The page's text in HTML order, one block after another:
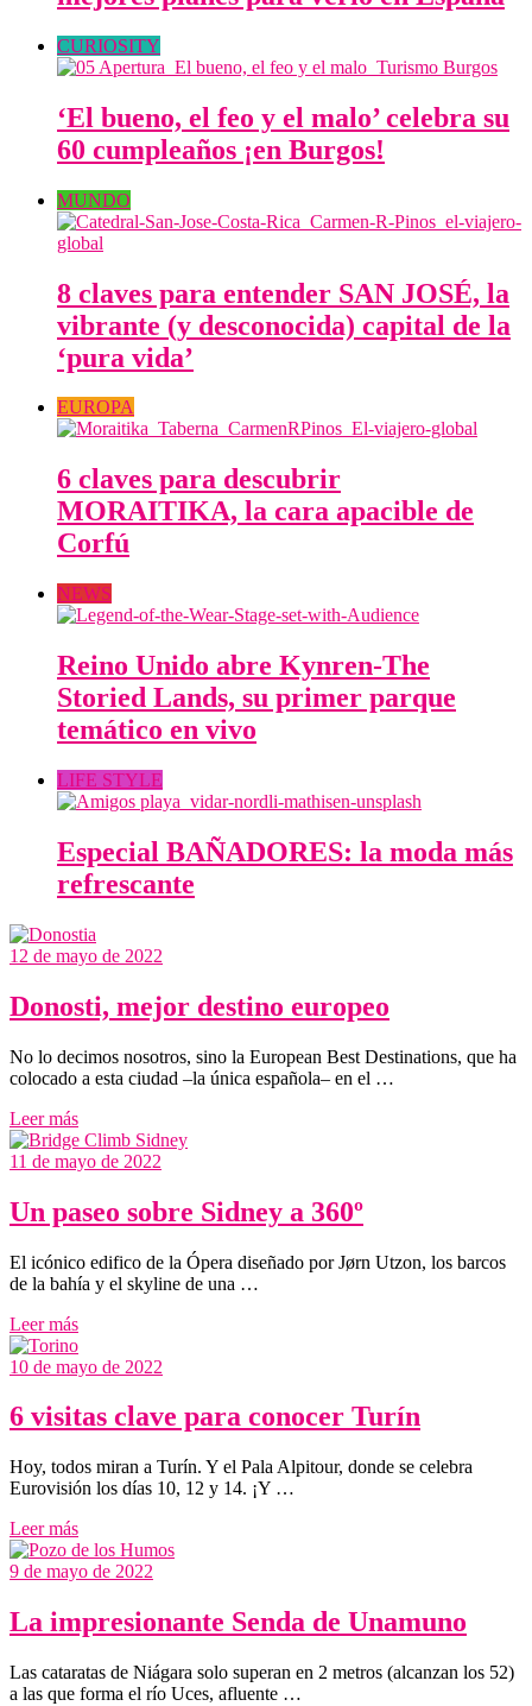
CURIOSITY
‘El bueno, el feo y el malo’ celebra su
60 cumpleaños ¡en Burgos!
MUNDO
8 claves para entender SAN JOSÉ, la
vibrante (y desconocida) capital de la
‘pura vida’
EUROPA
6 claves para descubrir
MORAITIKA, la cara apacible de
Corfú
NEWS
Reino Unido abre Kynren-The
Storied Lands, su primer parque
temático en vivo
LIFE STYLE
Especial BAÑADORES: la moda más
refrescante
12 de mayo de 2022
Donosti, mejor destino europeo
No lo decimos nosotros, sino la European Best Destinations, que ha
colocado a esta ciudad –la única española– en el …
Leer más
11 de mayo de 2022
Un paseo sobre Sidney a 360º
El icónico edifico de la Ópera diseñado por Jørn Utzon, los barcos
de la bahía y el skyline de una …
Leer más
10 de mayo de 2022
6 visitas clave para conocer Turín
Hoy, todos miran a Turín. Y el Pala Alpitour, donde se celebra
Eurovisión los días 10, 12 y 14. ¡Y …
Leer más
9 de mayo de 2022
La impresionante Senda de Unamuno
Las cataratas de Niágara solo superan en 2 metros (alcanzan los 52)
a las que forma el río Uces, afluente …